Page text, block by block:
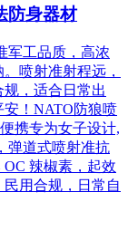
防身器材
军工品质，高浓
喷射准射程远，
，适合日常出
！NATO防狼喷
携专为女子设计,
弹道式喷射准抗
辣椒素，起效
用合规，日常自